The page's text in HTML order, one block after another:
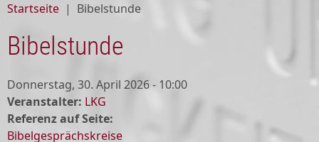
Startseite | Bibelstunde
Bibelstunde
Donnerstag, 30. April 2026 - 10:00
Veranstalter: LKG
Referenz auf Seite:
Bibelgesprächskreise